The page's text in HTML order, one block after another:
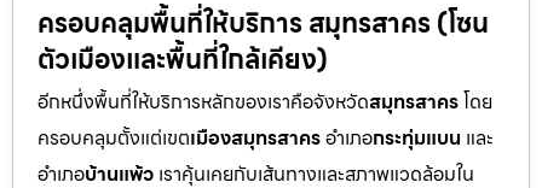
ครอบคลุมพื้นที่ให้บริการ สมุทรสาคร (โซน
ตัวเมืองและพื้นที่ใกล้เคียง)
อีกหนึ่งพื้นที่ให้บริการหลักของเราคือจังหวัดสมุทรสาครโดย
ครอบคลุมตั้งแต่เขตเมืองสมุทรสาครอำเภอกระทุ่มแบน และ
อำเภอบ้านแพ้ว เราคุ้นเคยกับเส้นทางและสภาพแวดล้อมใน